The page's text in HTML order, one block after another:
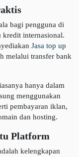
bagi pengguna di
kredit internasional.
Jasa top up
melalui transfer bank
hanya dalam
menggunakan
pembayaran iklan,
dan hosting.
Platform
kelengkapan